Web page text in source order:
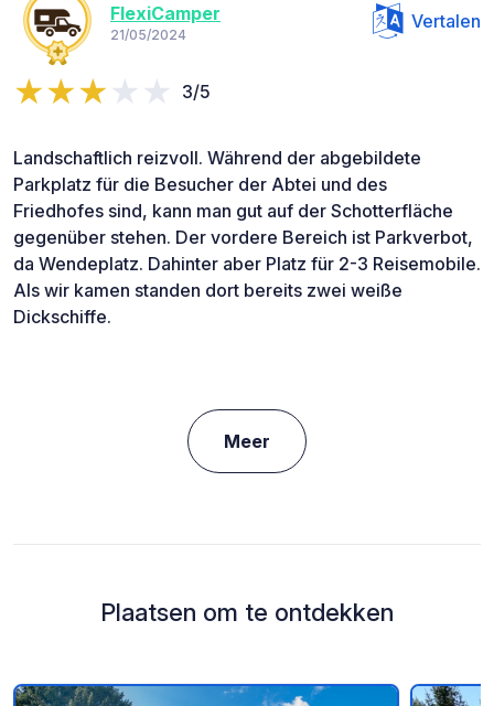
FlexiCamper
21/05/2024
Vertalen
3/5
Landschaftlich reizvoll. Während der abgebildete
Parkplatz für die Besucher der Abtei und des
Friedhofes sind, kann man gut auf der Schotterfläche
gegenüber stehen. Der vordere Bereich ist Parkverbot,
da Wendeplatz. Dahinter aber Platz für 2-3 Reisemobile.
Als wir kamen standen dort bereits zwei weiße
Dickschiffe.
Meer
Plaatsen om te ontdekken